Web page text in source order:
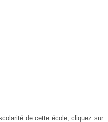
de cette école, cliquez sur